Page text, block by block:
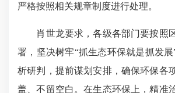
严格按照相关规章制度进行处理。
肖世龙要求，各级各部门要按照
署，坚决树牢“抓生态环保就是抓发
析研判，提前谋划安排，确保环保各
盖、不留空白。在生态环保上，精准